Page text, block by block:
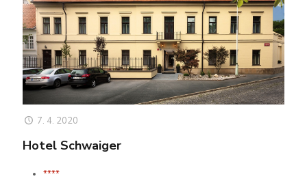
7. 4. 2020
Hotel Schwaiger
****